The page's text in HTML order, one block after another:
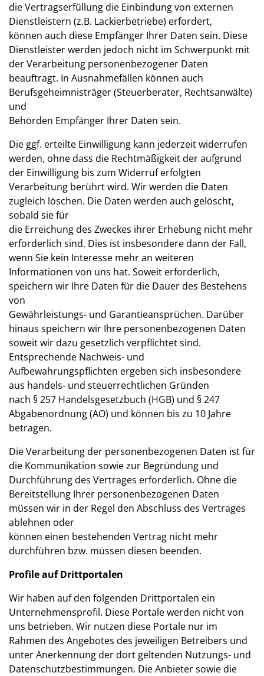
die Vertragserfüllung die Einbindung von externen
Dienstleistern (z.B. Lackierbetriebe) erfordert,
können auch diese Empfänger Ihrer Daten sein. Diese
Dienstleister werden jedoch nicht im Schwerpunkt mit
der Verarbeitung personenbezogener Daten
beauftragt. In Ausnahmefällen können auch
Berufsgeheimnisträger (Steuerberater, Rechtsanwälte)
und
Behörden Empfänger Ihrer Daten sein.
Die ggf. erteilte Einwilligung kann jederzeit widerrufen
werden, ohne dass die Rechtmäßigkeit der aufgrund
der Einwilligung bis zum Widerruf erfolgten
Verarbeitung berührt wird. Wir werden die Daten
zugleich löschen. Die Daten werden auch gelöscht,
sobald sie für
die Erreichung des Zweckes ihrer Erhebung nicht mehr
erforderlich sind. Dies ist insbesondere dann der Fall,
wenn Sie kein Interesse mehr an weiteren
Informationen von uns hat. Soweit erforderlich,
speichern wir Ihre Daten für die Dauer des Bestehens
von
Gewährleistungs- und Garantieansprüchen. Darüber
hinaus speichern wir Ihre personenbezogenen Daten
soweit wir dazu gesetzlich verpflichtet sind.
Entsprechende Nachweis- und
Aufbewahrungspflichten ergeben sich insbesondere
aus handels- und steuerrechtlichen Gründen
nach § 257 Handelsgesetzbuch (HGB) und § 247
Abgabenordnung (AO) und können bis zu 10 Jahre
betragen.
Die Verarbeitung der personenbezogenen Daten ist für
die Kommunikation sowie zur Begründung und
Durchführung des Vertrages erforderlich. Ohne die
Bereitstellung Ihrer personenbezogenen Daten
müssen wir in der Regel den Abschluss des Vertrages
ablehnen oder
können einen bestehenden Vertrag nicht mehr
durchführen bzw. müssen diesen beenden.
Profile auf Drittportalen
Wir haben auf den folgenden Drittportalen ein
Unternehmensprofil. Diese Portale werden nicht von
uns betrieben. Wir nutzen diese Portale nur im
Rahmen des Angebotes des jeweiligen Betreibers und
unter Anerkennung der dort geltenden Nutzungs- und
Datenschutzbestimmungen. Die Anbieter sowie die